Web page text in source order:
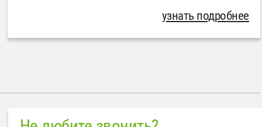
узнать подробнее